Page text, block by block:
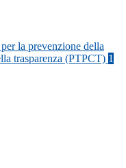
la prevenzione della
trasparenza (PTPCT) 1